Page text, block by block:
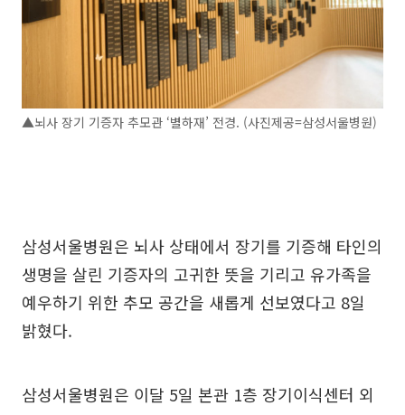
▲뇌사 장기 기증자 추모관 ‘별하재’ 전경. (사진제공=삼성서울병원)
삼성서울병원은 뇌사 상태에서 장기를 기증해 타인의
생명을 살린 기증자의 고귀한 뜻을 기리고 유가족을
예우하기 위한 추모 공간을 새롭게 선보였다고 8일
밝혔다.
삼성서울병원은 이달 5일 본관 1층 장기이식센터 외